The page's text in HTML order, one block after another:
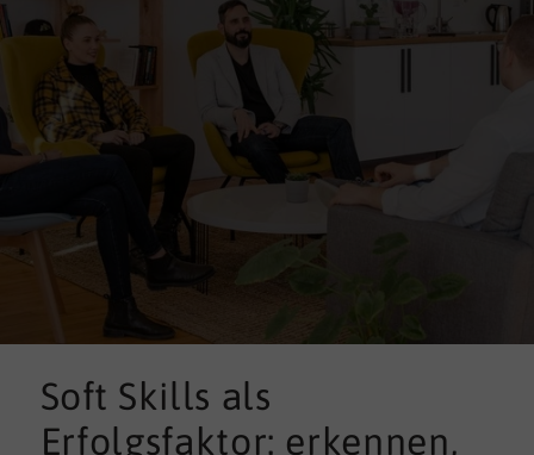
Soft Skills als
Erfolgsfaktor: erkennen,